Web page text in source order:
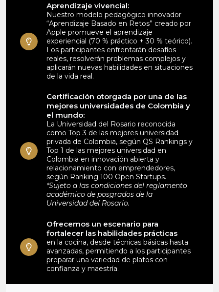
Aprendizaje vivencial:
Nuestro modelo pedagógico innovador
“Aprendizaje Basado en Retos” creado por
Apple promueve el aprendizaje
experiencial (70 % práctico + 30 % teórico).
Los participantes enfrentarán desafíos
reales, resolverán problemas complejos y
aplicarán nuevas habilidades en situaciones
de la vida real.
Certificación otorgada por una de las
mejores universidades de Colombia y
el mundo:
La Universidad del Rosario reconocida
como Top 3 de las mejores universidad
privada de Colombia, según QS Rankings y
Top 1 de las mejores universidad en
Colombia en innovación abierta y
relacionamiento con emprendedores,
según Ranking 100 Open Startups.
*Sujeto a las condiciones del reglamento
académico de posgrados de la
Universidad del Rosario.
Ofrecemos un escenario para
fortalecer las habilidades prácticas
en la cocina, desde técnicas básicas hasta
avanzadas, permitiendo a los participantes
preparar una variedad de platos con
confianza y maestría.